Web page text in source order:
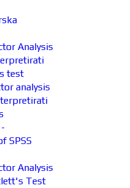
Analysis
test
analysis
SPSS
Analysis
Test